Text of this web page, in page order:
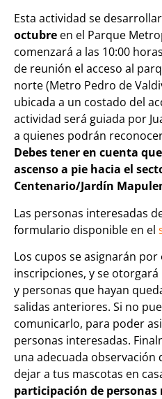
Esta actividad se
octubre en el Parque
comenzará a las 10:00
de reunión el acceso al
norte (Metro Pedro de
ubicada a un costado del
actividad será guiada por
a quienes podrán
Debes tener en cuenta
ascenso a pie hacia el
Centenario/Jardín
Las personas interesadas
formulario disponible en el
Los cupos se asignarán
inscripciones, y se
y personas que hayan
salidas anteriores. Si no
comunicarlo, para poder
personas interesadas.
una adecuada observación
dejar a tus mascotas en
participación de personas